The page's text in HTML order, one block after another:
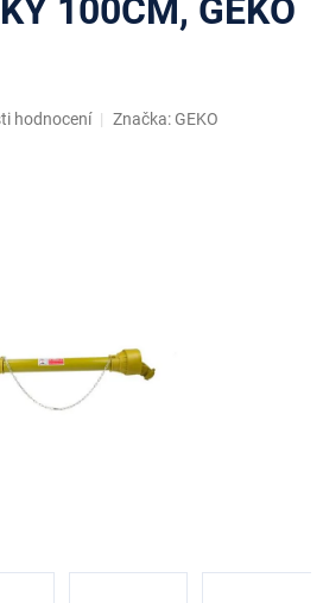
100CM, GEKO
hodnocení Značka: GEKO